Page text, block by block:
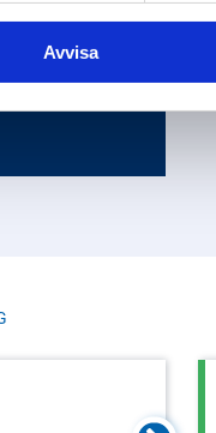
Avvisa
om dina